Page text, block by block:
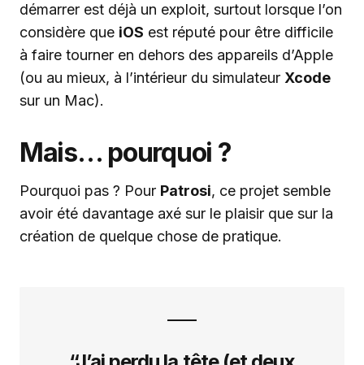
démarrer est déjà un exploit, surtout lorsque l’on
considère que iOS est réputé pour être difficile
à faire tourner en dehors des appareils d’Apple
(ou au mieux, à l’intérieur du simulateur Xcode
sur un Mac).
Mais… pourquoi ?
Pourquoi pas ? Pour Patrosi, ce projet semble
avoir été davantage axé sur le plaisir que sur la
création de quelque chose de pratique.